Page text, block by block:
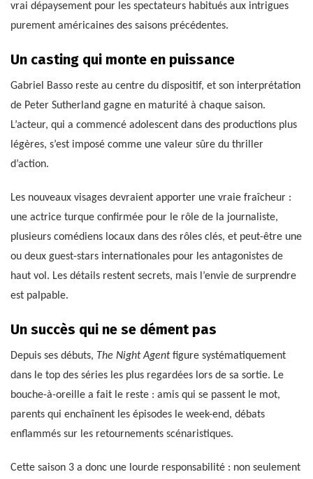
vrai dépaysement pour les spectateurs habitués aux intrigues
purement américaines des saisons précédentes.
Un casting qui monte en puissance
Gabriel Basso reste au centre du dispositif, et son interprétation
de Peter Sutherland gagne en maturité à chaque saison.
L’acteur, qui a commencé adolescent dans des productions plus
légères, s’est imposé comme une valeur sûre du thriller
d’action.
Les nouveaux visages devraient apporter une vraie fraîcheur :
une actrice turque confirmée pour le rôle de la journaliste,
plusieurs comédiens locaux dans des rôles clés, et peut-être une
ou deux guest-stars internationales pour les antagonistes de
haut vol. Les détails restent secrets, mais l’envie de surprendre
est palpable.
Un succès qui ne se dément pas
Depuis ses débuts, The Night Agentfigure systématiquement
dans le top des séries les plus regardées lors de sa sortie. Le
bouche-à-oreille a fait le reste : amis qui se passent le mot,
parents qui enchaînent les épisodes le week-end, débats
enflammés sur les retournements scénaristiques.
Cette saison 3 a donc une lourde responsabilité : non seulement